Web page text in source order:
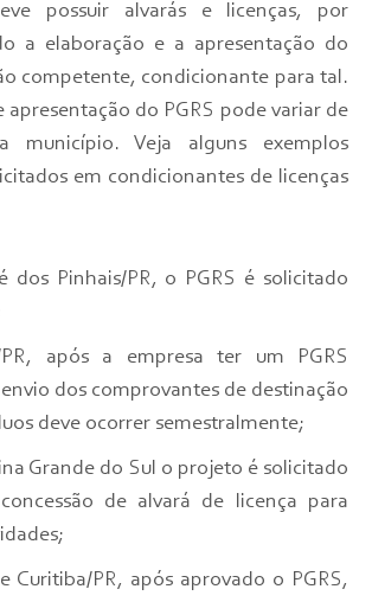
possuir alvarás e licenças, por
a elaboração e a apresentação do
competente, condicionante para tal.
apresentação do PGRS pode variar de
município. Veja alguns exemplos
em condicionantes de licenças
dos Pinhais/PR, o PGRS é solicitado
PR, após a empresa ter um PGRS
dos comprovantes de destinação
deve ocorrer semestralmente;
Grande do Sul o projeto é solicitado
concessão de alvará de licença para
Curitiba/PR, após aprovado o PGRS,